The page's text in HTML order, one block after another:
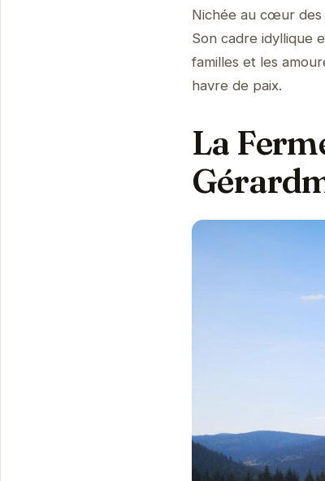
Nichée au cœur des
Son cadre idyllique
familles et les
havre de paix.
La